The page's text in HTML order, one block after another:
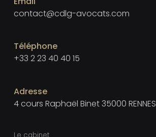
contact@cdlg-avocats.com
Téléphone
+33 2 23 40 40 15
Adresse
4 cours Raphaël Binet 35000 RENNES